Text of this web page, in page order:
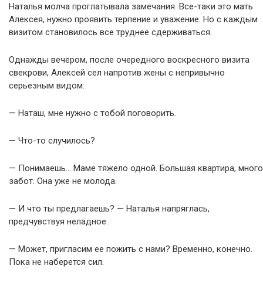
Наталья молча проглатывала замечания. Все-таки это мать
Алексея, нужно проявить терпение и уважение. Но с каждым
визитом становилось все труднее сдерживаться.
Однажды вечером, после очередного воскресного визита
свекрови, Алексей сел напротив жены с непривычно
серьезным видом:
— Наташ, мне нужно с тобой поговорить.
— Что-то случилось?
— Понимаешь… Маме тяжело одной. Большая квартира, много
забот. Она уже не молода.
— И что ты предлагаешь? — Наталья напряглась,
предчувствуя неладное.
— Может, пригласим ее пожить с нами? Временно, конечно.
Пока не наберется сил.